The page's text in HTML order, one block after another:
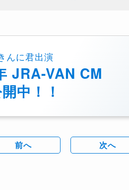
んに君出演
JRA-VAN CM
中！！
前へ 次へ